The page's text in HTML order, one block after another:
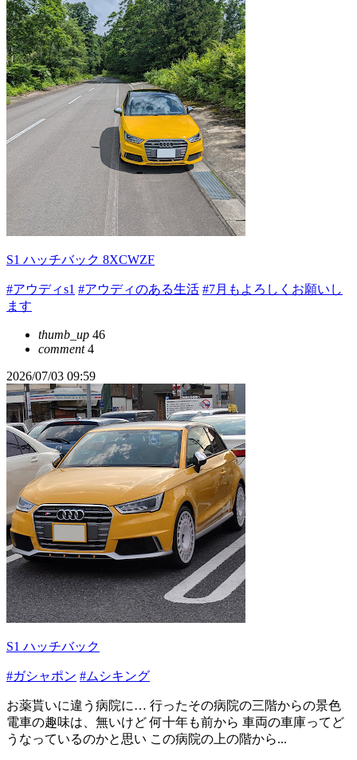
S1 ハッチバック 8XCWZF
#アウディs1 #アウディのある生活 #7月もよろしくお願いし
ます
thumb_up 46
comment4
2026/07/03 09:59
S1 ハッチバック
#ガシャポン #ムシキング
お薬貰いに違う病院に… 行ったその病院の三階からの景色
電車の趣味は、無いけど 何十年も前から 車両の車庫ってど
うなっているのかと思い この病院の上の階から...